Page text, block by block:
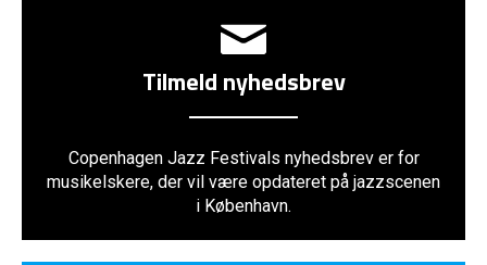
Tilmeld nyhedsbrev
Copenhagen Jazz Festivals nyhedsbrev er for
musikelskere, der vil være opdateret på jazzscenen
i København.